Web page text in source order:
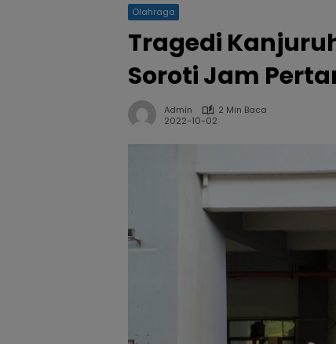
Olahraga
Tragedi
Soroti Jam
Admin
2 Min Baca
2022-10-02